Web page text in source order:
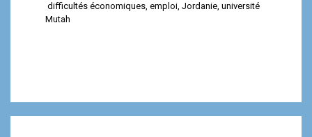
difficultés économiques, emploi, Jordanie, université
Mutah